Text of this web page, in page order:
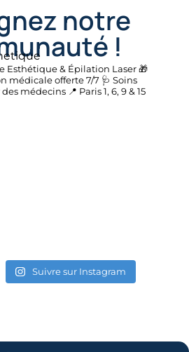
notre
!
Esthétique & Épilation Laser🎁
médicale offerte 7/7 🩺 Soins
des médecins 📍 Paris 1, 6, 9 & 15
Suivre sur Instagram